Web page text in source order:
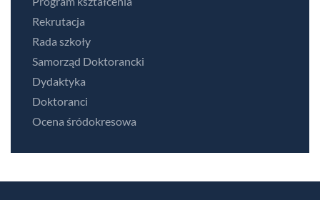
Rekrutacja
Rada szkoły
Samorząd Doktorancki
Dydaktyka
Doktoranci
Ocena śródokresowa